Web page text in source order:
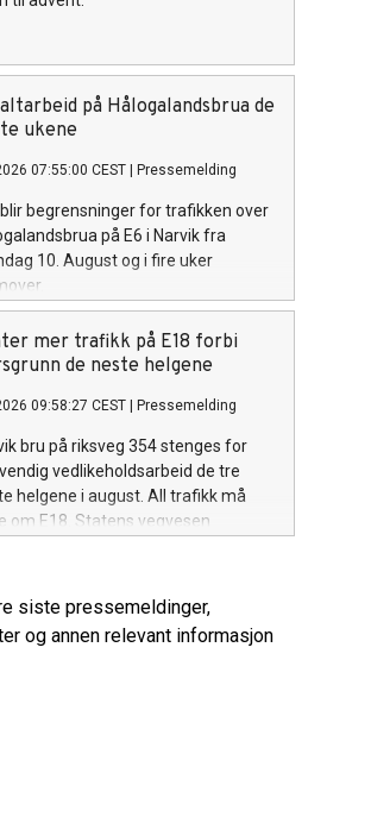
på Hålogalandsbrua de
ukene
07:55:00 CEST Pressemelding
blir begrensninger for trafikken over
på E6 i Narvik fra
10. August og i fire uker
mer trafikk på E18 forbi
de neste helgene
09:58:27 CEST Pressemelding
bru på riksveg 354 stenges for
vedlikeholdsarbeid de tre
helgene i august. All trafikk må
om E18. Statens vegvesen
siste pressemeldinger,
og annen relevant informasjon